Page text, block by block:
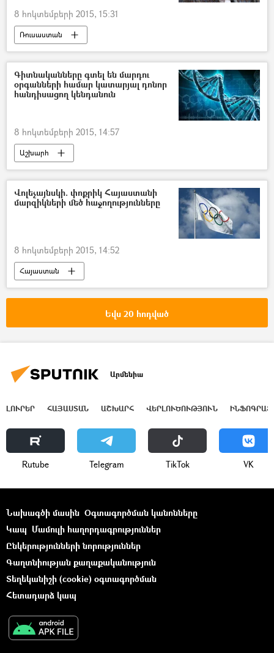
8 հոկտեմբերի 2015, 15:31
Ռուսաստան
Գիտնականները գտել են մարդու
օրգանների համար կատարյալ դոնոր
հանդիսացող կենդանուն
8 հոկտեմբերի 2015, 14:57
Աշխարհ
Վոլեչայնսկի. փոքրիկ Հայաստանի
մարզիկների մեծ հաջողությունները
8 հոկտեմբերի 2015, 14:52
Հայաստան
Եվս 20 հոդված
Արմենիա
ԼՈՒՐԵՐ ՀԱՅԱՍՏԱՆ ԱՇԽԱՐՀ ՎԵՐԼՈՒԾՈՒԹՅՈՒՆ
Rutube Telegram ТikТоk VK
Նախագծի մասին Օգտագործման կանոնները
Կապ Մամուլի հաղորդագրություններ
Ընկերությունների նորություններ
Գաղտնիության քաղաքականություն
Տեղեկանիշի (cookie) օգտագործման
Հետադարձ կապ